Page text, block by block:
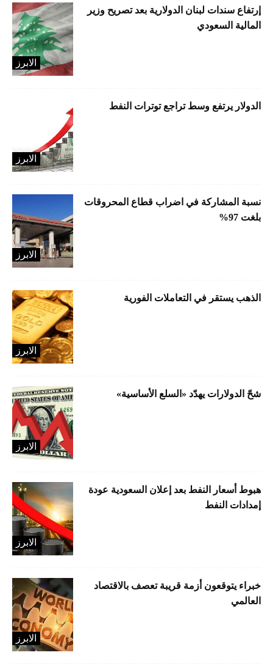
الابرز
إرتفاع سندات لبنان الدولارية بعد تصريح وزير
المالية السعودي
الابرز
الدولار يرتفع وسط تراجع توترات النفط
الابرز
نسبة المشاركة في اضراب قطاع المحروقات
بلغت 97%
الابرز
الذهب يستقر في التعاملات الفورية
الابرز
شحّ الدولارات يهدّد «السلع الأساسية»
الابرز
هبوط أسعار النفط بعد إعلان السعودية عودة
إمدادات النفط
الابرز
خبراء يتوقعون أزمة قريبة تعصف بالاقتصاد
العالمي